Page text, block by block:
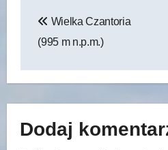
wpisu
Wielka Czantoria
(995 m n.p.m.)
Dodaj